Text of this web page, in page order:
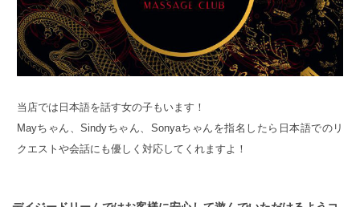
当店では日本語を話す女の子もいます！
Mayちゃん、Sindyちゃん、Sonyaちゃんを指名したら日本語でのリ
クエストや会話にも優しく対応してくれますよ！